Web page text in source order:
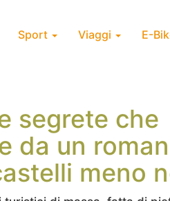
Sport Viaggi E-
segrete che
da un
meno